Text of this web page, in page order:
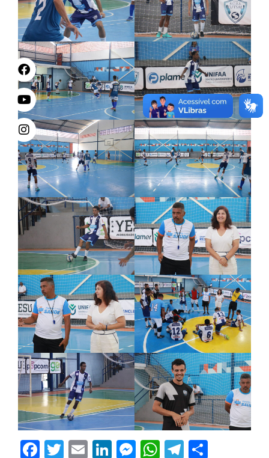
Facebook
Twitter
EmailLinkedIn
Messenger
WhatsApp
Telegram